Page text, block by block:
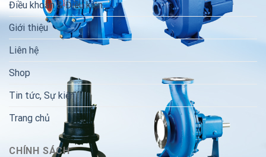
Điều khoản & Điều kiện
Giới thiệu
Liên hệ
Shop
Tin tức, Sự kiện
Trang chủ
CHÍNH SÁCH